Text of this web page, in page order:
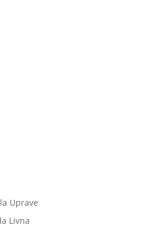
Uprave
Livna